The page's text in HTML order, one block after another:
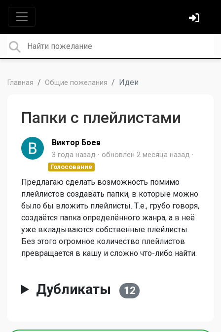
Главная Общие пожелания Идеи
Папки с плейлистами
Виктор Боев
3 года назад обновлен 2 месяца назад
Голосование
Предлагаю сделать возможность помимо
плейлистов создавать папки, в которые можно
было бы вложить плейлисты. Т.е., грубо говоря,
создаётся папка определённого жанра, а в неё
уже вкладываются собственные плейлисты.
Без этого огромное количество плейлистов
превращается в кашу и сложно что-либо найти.
Дубликаты 12